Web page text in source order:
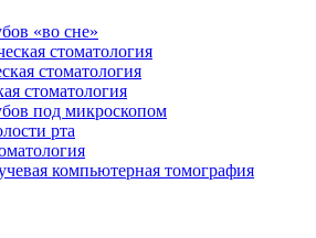
«во сне»
стоматология
стоматология
стоматология
под микроскопом
рта
компьютерная томография